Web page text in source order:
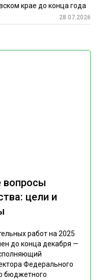
вопросы
цели и
работ на 2025
до конца декабря —
Федерального
бюджетного
крае до конца года
28.07.2026